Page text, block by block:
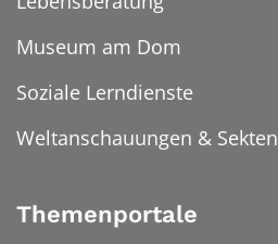
Museum am Dom
Soziale Lerndienste
Weltanschauungen & Sekten
Themenportale